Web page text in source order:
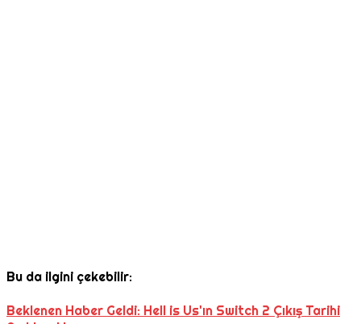
Bu da ilgini çekebilir:
Beklenen Haber Geldi: Hell is Us'ın Switch 2 Çıkış Tarihi